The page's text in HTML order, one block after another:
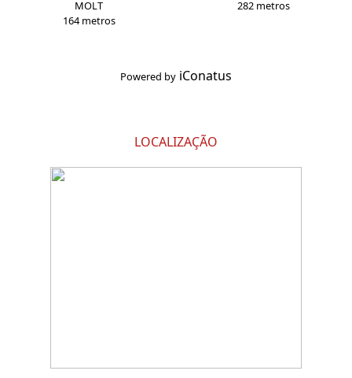
MOLT
164 metros
282 metros
Powered by iConatus
LOCALIZAÇÃO